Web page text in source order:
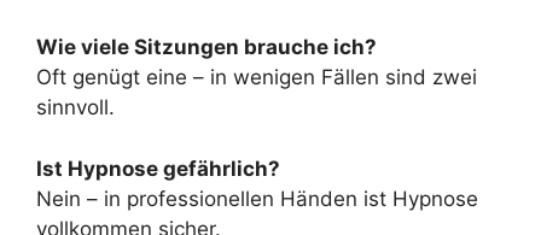
Wie viele Sitzungen brauche ich?
Oft genügt eine – in wenigen Fällen sind zwei
sinnvoll.
Ist Hypnose gefährlich?
Nein – in professionellen Händen ist Hypnose
vollkommen sicher.